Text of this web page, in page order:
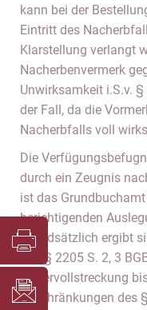
kann bei der
Eintritt des
Klarstellung verlangt
Nacherbenvermerk
Unwirksamkeit i.S.v.
der Fall, da die
Nacherbfalls voll
Die
durch ein Zeugnis
ist das
berichtigenden
Grundsätzlich ergibt
aus § 2205 S. 2, 3
Dauervollstreckung
Beschränkungen des